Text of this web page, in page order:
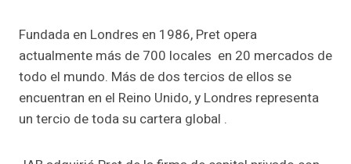
Fundada en Londres en 1986, Pret opera
actualmente más de 700 locales en 20 mercados de
todo el mundo. Más de dos tercios de ellos se
encuentran en el Reino Unido, y Londres representa
un tercio de toda su cartera global .